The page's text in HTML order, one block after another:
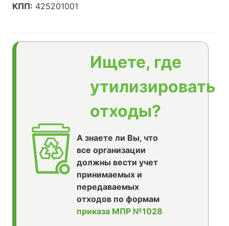
КПП: 425201001
Ищете, где
утилизировать
отходы?
А знаете ли Вы, что
все организации
должны вести учет
принимаемых и
передаваемых
отходов по формам
приказа МПР №1028